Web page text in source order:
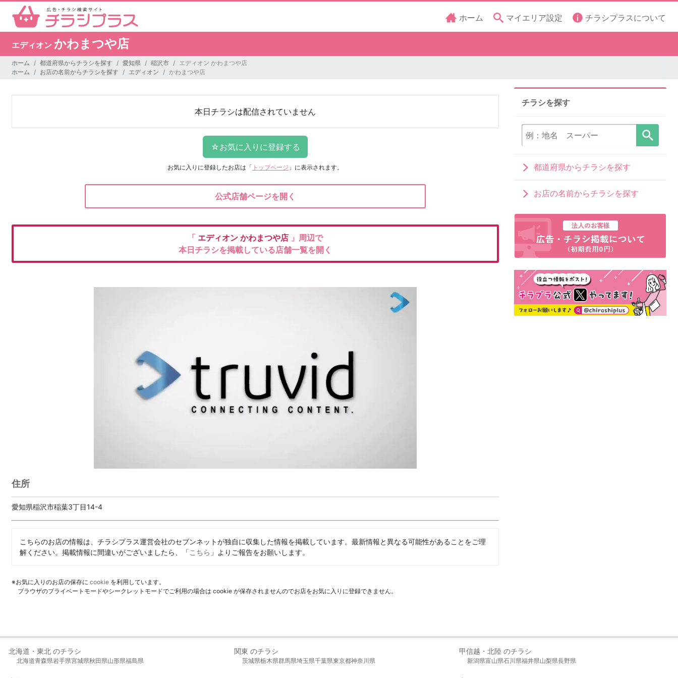
ホーム マイエリア設定 チラシプラスについて
エディオン かわまつや店
ホーム 都道府県からチラシを探す 愛知県 稲沢市
エディオン かわまつや店
ホーム
お店の名前からチラシを探す エディオン かわまつや店
本日チラシは配信されていません
お気に入りに登録したお店は 「 トップページ 」に表示されます。
公式店舗ページを開く
「 エディオン かわまつや店 」周辺で
本日チラシを掲載している店舗一覧を開く
住所
愛知県稲沢市稲葉3丁目14-4
こちらのお店の情報は、チラシプラス運営会社のセブンネットが独自に収集した情報を掲載しています。最新情報と異なる可能性があることをご理
解ください。掲載情報に間違いがございましたら、「こちら 」よりご報告をお願いします。
※お気に入りのお店の保存に cookie を利用しています。
ブラウザのプライベートモードやシークレットモードでご利用の場合は cookie が保存されませんのでお店をお気に入りに登録できません。
チラシを探す
都道府県からチラシを探す
お店の名前からチラシを探す
北海道・東北 のチラシ
北海道青森県岩手県宮城県秋田県山形県福島県
関東 のチラシ
茨城県栃木県群馬県埼玉県千葉県東京都神奈川県
甲信越・北陸 のチラシ
新潟県富山県石川県福井県山梨県長野県